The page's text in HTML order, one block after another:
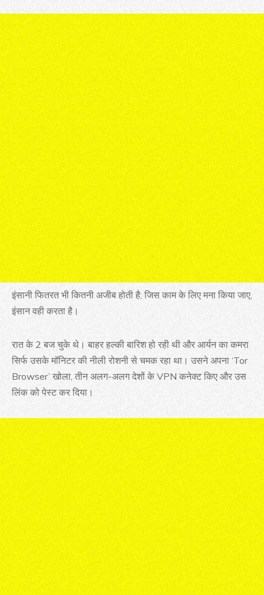
इंसानी फितरत भी कितनी अजीब होती है; जिस काम के लिए मना किया जाए,
इंसान वही करता है।
रात के 2 बज चुके थे। बाहर हल्की बारिश हो रही थी और आर्यन का कमरा
सिर्फ उसके मॉनिटर की नीली रोशनी से चमक रहा था। उसने अपना ‘Tor
Browser’ खोला, तीन अलग-अलग देशों के VPN कनेक्ट किए और उस
लिंक को पेस्ट कर दिया।